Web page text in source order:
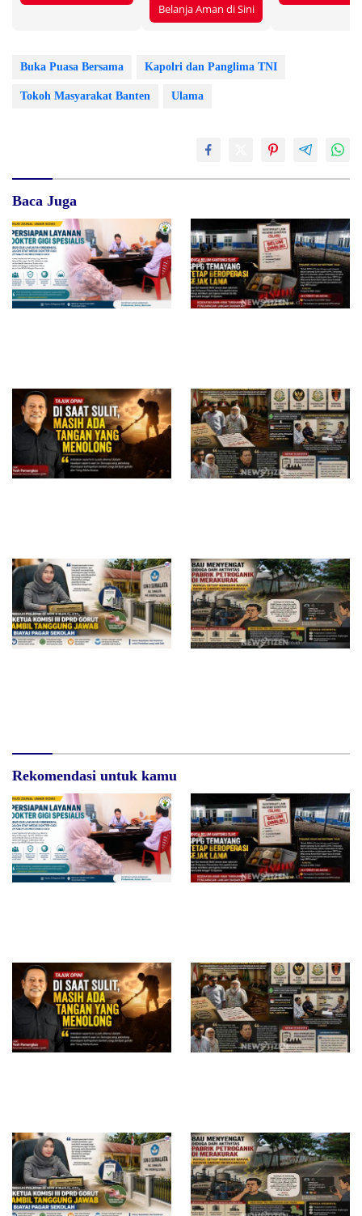
Belanja Aman di Sini
Buka Puasa Bersama Kapolri dan Panglima TNI
Tokoh Masyarakat Banten Ulama
Baca Juga
Rekomendasi untuk kamu